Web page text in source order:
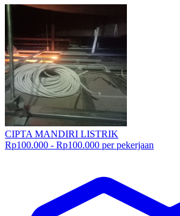
CIPTA MANDIRI LISTRIK
Rp100.000 - Rp100.000 per pekerjaan